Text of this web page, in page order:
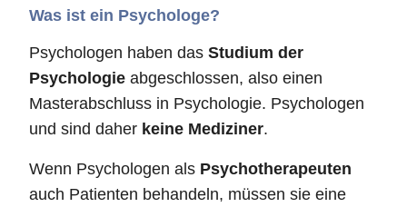
Was ist ein Psychologe?
Psychologen haben das Studium der
Psychologie abgeschlossen, also einen
Masterabschluss in Psychologie. Psychologen
und sind daher keine Mediziner.
Wenn Psychologen als Psychotherapeuten
auch Patienten behandeln, müssen sie eine